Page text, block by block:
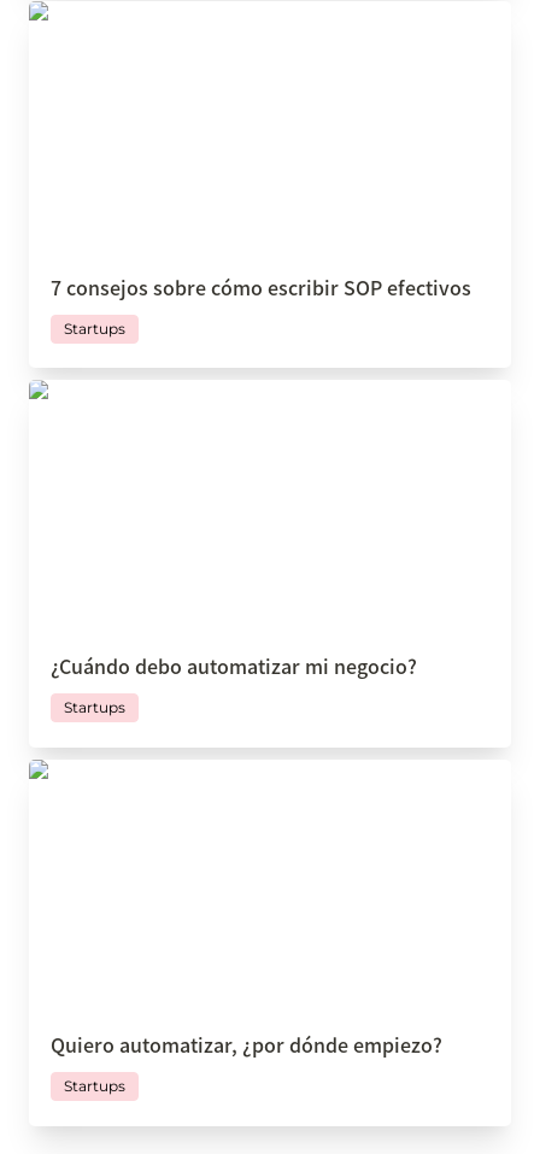
7 consejos sobre cómo escribir SOP efectivos
7 consejos sobre cómo escribir SOP efectivos
Startups
¿Cuándo debo automatizar mi negocio?
¿Cuándo debo automatizar mi negocio?
Startups
Quiero automatizar, ¿por dónde empiezo?
Quiero automatizar, ¿por dónde empiezo?
Startups